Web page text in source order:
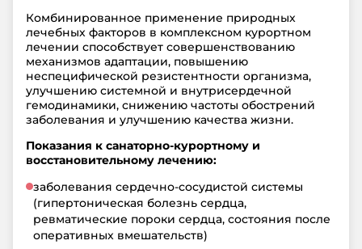
Комбинированное применение природных
лечебных факторов в комплексном курортном
лечении способствует совершенствованию
механизмов адаптации, повышению
неспецифической резистентности организма,
улучшению системной и внутрисердечной
гемодинамики, снижению частоты обострений
заболевания и улучшению качества жизни.
Показания к санаторно-курортному и
восстановительному лечению:
заболевания сердечно-сосудистой системы
(гипертоническая болезнь сердца,
ревматические пороки сердца, состояния после
оперативных вмешательств)